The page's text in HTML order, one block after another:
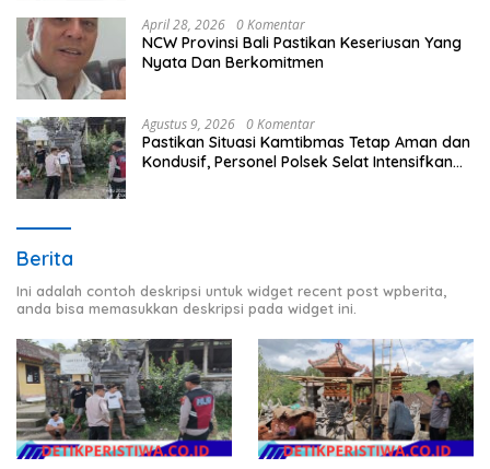
April 28, 2026 0 Komentar
NCW Provinsi Bali Pastikan Keseriusan Yang
Nyata Dan Berkomitmen
Agustus 9, 2026 0 Komentar
Pastikan Situasi Kamtibmas Tetap Aman dan
Kondusif, Personel Polsek Selat Intensifkan
Berita
Ini adalah contoh deskripsi untuk widget recent post wpberita,
anda bisa memasukkan deskripsi pada widget ini.